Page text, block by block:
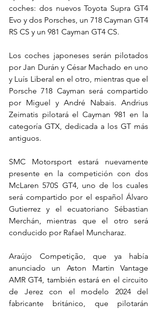
coches: dos nuevos Toyota Supra GT4
Evo y dos Porsches, un 718 Cayman GT4
RS CS y un 981 Cayman GT4 CS.
Los coches japoneses serán pilotados
por Jan Durán y César Machado en uno
y Luís Liberal en el otro, mientras que el
Porsche 718 Cayman será compartido
por Miguel y André Nabais. Andrius
Zeimatis pilotará el Cayman 981 en la
categoría GTX, dedicada a los GT más
antiguos.
SMC Motorsport estará nuevamente
presente en la competición con dos
McLaren 570S GT4, uno de los cuales
será compartido por el español Álvaro
Gutierrez y el ecuatoriano Sébastian
Merchán, mientras que el otro será
conducido por Rafael Muncharaz.
Araújo Competição, que ya había
anunciado un Aston Martin Vantage
AMR GT4, también estará en el circuito
de Jerez con el modelo 2024 del
fabricante británico, que pilotarán